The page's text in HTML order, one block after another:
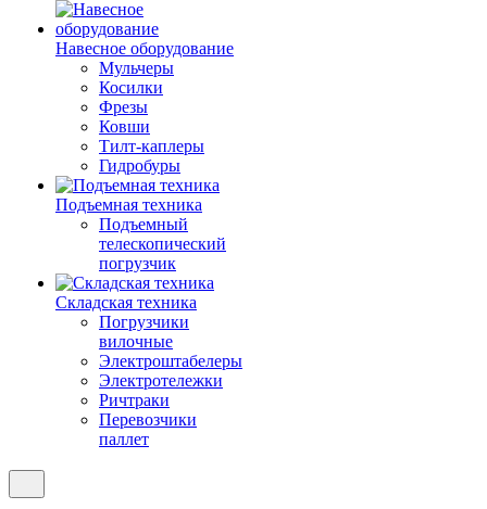
Навесное оборудование
Мульчеры
Косилки
Фрезы
Ковши
Тилт-каплеры
Гидробуры
Подъемная техника
Подъемный
телескопический
погрузчик
Складская техника
Погрузчики
вилочные
Электроштабелеры
Электротележки
Ричтраки
Перевозчики
паллет